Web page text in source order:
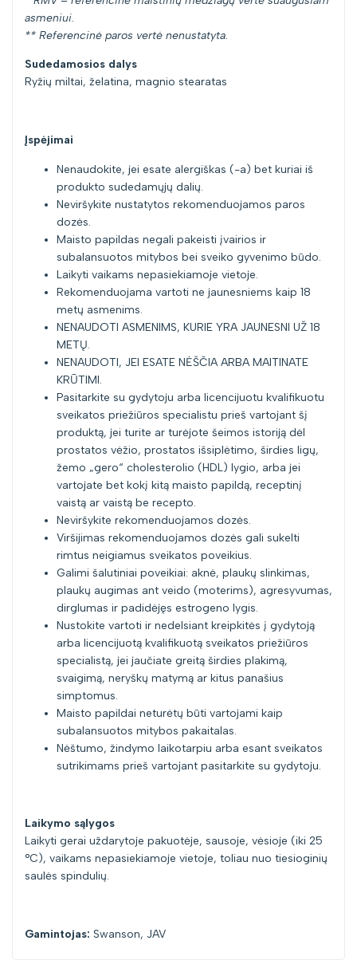
asmeniui.
** Referencinė paros vertė nenustatyta.
Sudedamosios dalys
Ryžių miltai, želatina, magnio stearatas
Įspėjimai
Nenaudokite, jei esate alergiškas (-a) bet kuriai iš
produkto sudedamųjų dalių.
Neviršykite nustatytos rekomenduojamos paros
dozės.
Maisto papildas negali pakeisti įvairios ir
subalansuotos mitybos bei sveiko gyvenimo būdo.
Laikyti vaikams nepasiekiamoje vietoje.
Rekomenduojama vartoti ne jaunesniems kaip 18
metų asmenims.
NENAUDOTI ASMENIMS, KURIE YRA JAUNESNI UŽ 18
METŲ.
NENAUDOTI, JEI ESATE NĖŠČIA ARBA MAITINATE
KRŪTIMI.
Pasitarkite su gydytoju arba licencijuotu kvalifikuotu
sveikatos priežiūros specialistu prieš vartojant šį
produktą, jei turite ar turėjote šeimos istoriją dėl
prostatos vėžio, prostatos išsiplėtimo, širdies ligų,
žemo „gero“ cholesterolio (HDL) lygio, arba jei
vartojate bet kokį kitą maisto papildą, receptinį
vaistą ar vaistą be recepto.
Neviršykite rekomenduojamos dozės.
Viršijimas rekomenduojamos dozės gali sukelti
rimtus neigiamus sveikatos poveikius.
Galimi šalutiniai poveikiai: aknė, plaukų slinkimas,
plaukų augimas ant veido (moterims), agresyvumas,
dirglumas ir padidėjęs estrogeno lygis.
Nustokite vartoti ir nedelsiant kreipkitės į gydytoją
arba licencijuotą kvalifikuotą sveikatos priežiūros
specialistą, jei jaučiate greitą širdies plakimą,
svaigimą, neryškų matymą ar kitus panašius
simptomus.
Maisto papildai neturėtų būti vartojami kaip
subalansuotos mitybos pakaitalas.
Nėštumo, žindymo laikotarpiu arba esant sveikatos
sutrikimams prieš vartojant pasitarkite su gydytoju.
Laikymo sąlygos
Laikyti gerai uždarytoje pakuotėje, sausoje, vėsioje (iki 25
°C), vaikams nepasiekiamoje vietoje, toliau nuo tiesioginių
saulės spindulių.
Gamintojas: Swanson, JAV